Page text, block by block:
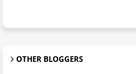
OTHER BLOGGERS